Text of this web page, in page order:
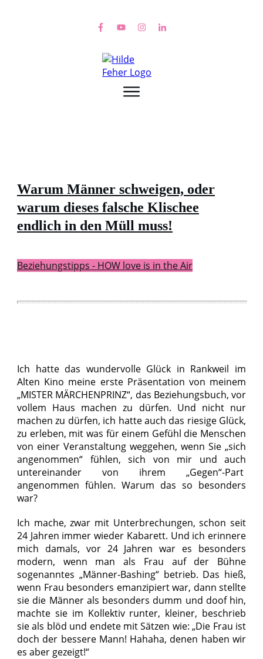
Warum Männer schweigen, oder
warum dieses falsche Klischee
endlich in den Müll muss!
Beziehungstipps - HOW love is in the Air
Ich hatte das wundervolle Glück in Rankweil im
Alten Kino meine erste Präsentation von meinem
„MISTER MÄRCHENPRINZ“, das Beziehungsbuch, vor
vollem Haus machen zu dürfen. Und nicht nur
machen zu dürfen, ich hatte auch das riesige Glück,
zu erleben, mit was für einem Gefühl die Menschen
von einer Veranstaltung weggehen, wenn Sie „sich
angenommen“ fühlen, sich von mir und auch
untereinander von ihrem „Gegen“-Part
angenommen fühlen. Warum das so besonders
war?
Ich mache, zwar mit Unterbrechungen, schon seit
24 Jahren immer wieder Kabarett. Und ich erinnere
mich damals, vor 24 Jahren war es besonders
modern, wenn man als Frau auf der Bühne
sogenanntes „Männer-Bashing“ betrieb. Das hieß,
wenn Frau besonders emanzipiert war, dann stellte
sie die Männer als besonders dumm und doof hin,
machte sie im Kollektiv runter, kleiner, beschrieb
sie als blöd und endete mit Sätzen wie: „Die Frau ist
doch der bessere Mann! Hahaha, denen haben wir
es aber gezeigt!“